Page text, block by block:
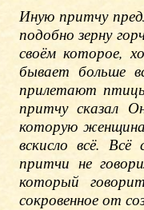
Иную притчу
подобно зерну
своём которое,
бывает больше
прилетают
притчу сказал
которую
вскисло всё.
притчи не
который
сокровенное от